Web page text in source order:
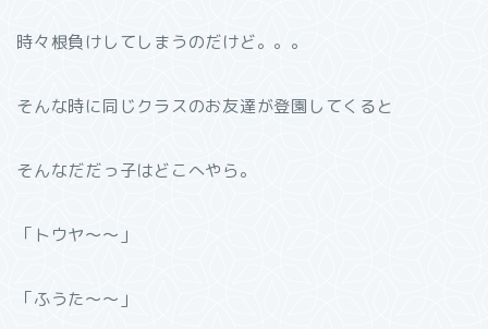
時々根負けしてしまうのだけど。。。
そんな時に同じクラスのお友達が登園してくると
そんなだだっ子はどこへやら。
「トウヤ～～」
「ふうた～～」